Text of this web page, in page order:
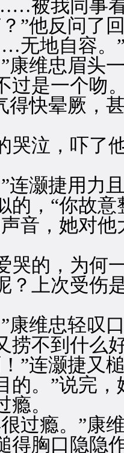
被我同事
他反问了回
地自容。
维忠眉头一
过是一个吻
晕厥，甚
泣，吓了他
灏捷用力且
的，“你故
音，她对
的，为何一
？上次受伤
维忠轻叹口
捞不到什么
连灏捷又槌
的。”说完
。
瘾。”康维
得胸口隐隐